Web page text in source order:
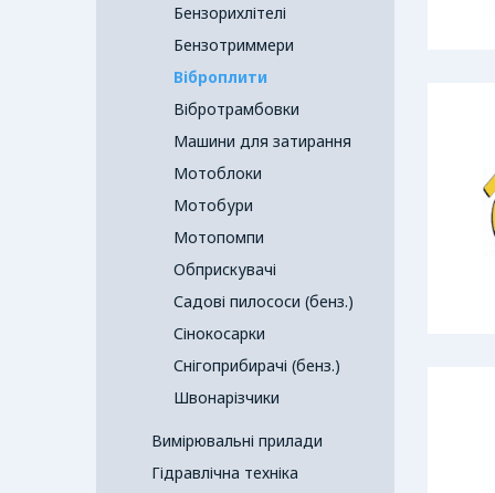
Бензорихлітелі
Бензотриммери
Віброплити
Вібротрамбовки
Машини для затирання
Мотоблоки
Мотобури
Мотопомпи
Обприскувачі
Садові пилососи (бенз.)
Сінокосарки
Снігоприбирачі (бенз.)
Швонарізчики
Вимірювальні прилади
Гідравлічна техніка